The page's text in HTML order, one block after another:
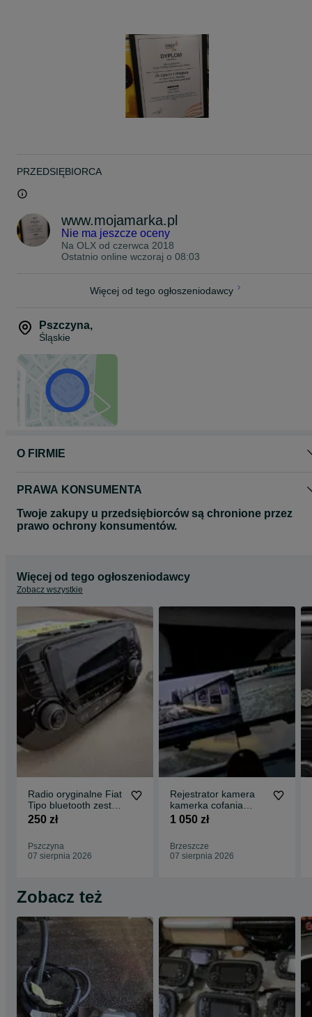
PRZEDSIĘBIORCA
www.mojamarka.pl
Nie ma jeszcze oceny
Na OLX od czerwca 2018
Ostatnio online wczoraj o 08:03
Więcej od tego ogłoszeniodawcy
Pszczyna,
Śląskie
O FIRMIE
PRAWA KONSUMENTA
Twoje zakupy u przedsiębiorców są chronione przez
prawo ochrony konsumentów.
Więcej od tego ogłoszeniodawcy
Zobacz wszystkie
Radio oryginalne Fiat
Tipo bluetooth zestaw
głośnomówiący z
250 zł
Pszczyna
07 sierpnia 2026
Rejestrator kamera
kamerka cofania
HS900 sony na
1 050 zł
Brzeszcze
07 sierpnia 2026
Zobacz też